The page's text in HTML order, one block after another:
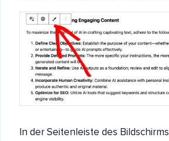
In der Seitenleiste des Bildschirms